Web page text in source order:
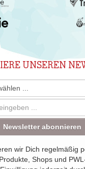
UNSEREN
Newsletter abonnieren
wir Dich regelmäßig
Shops und